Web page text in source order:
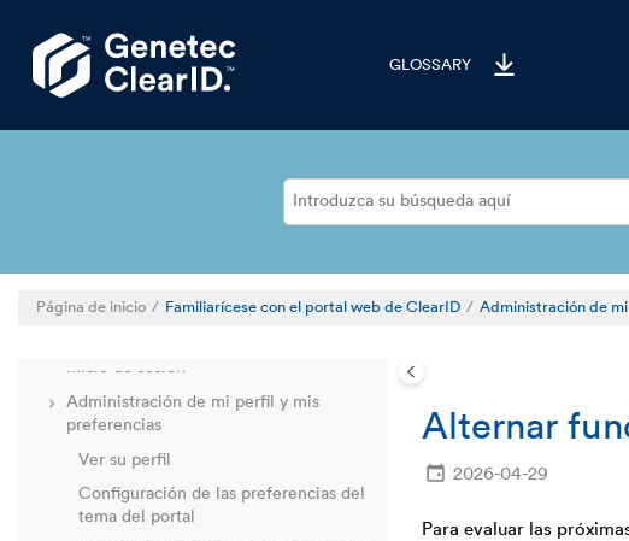
GLOSSARY
Página de inicio Familiarícese con el portal web de ClearID Administración de
Descripción general de la implementación
Inicio de sesión
Administración de mi perfil y mis
preferencias
Ver su perfil
Configuración de las preferencias del
tema del portal
Alternar
2026-04-29
Para evaluar las